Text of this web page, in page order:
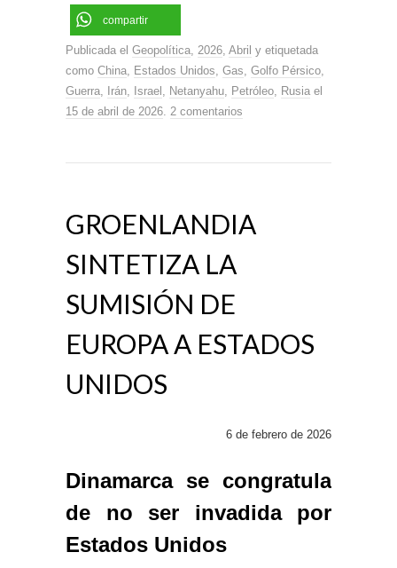
compartir
Publicada el Geopolítica 2026 Abril y etiquetada
como China Estados Unidos Gas Golfo Pérsico
Guerra
Irán Israel Netanyahu Petróleo Rusia el
15 de abril de 2026 2 comentarios
GROENLANDIA
SINTETIZA LA
SUMISIÓN DE
EUROPA A ESTADOS
UNIDOS
6 de febrero de 2026
Dinamarca se congratula
de no ser invadida por
Estados Unidos